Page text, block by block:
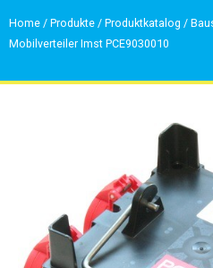
Home / Produkte / Produktkatalog /
Mobilverteiler Imst PCE9030010